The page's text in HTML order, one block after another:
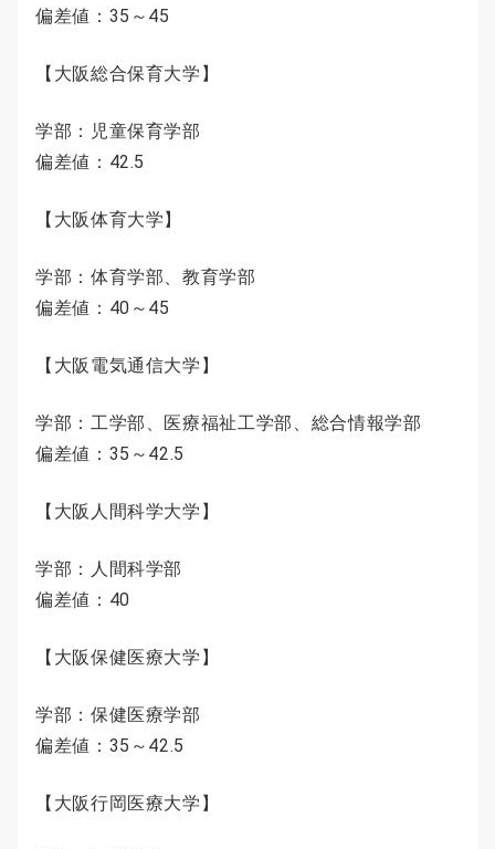
偏差値：35～45
【大阪総合保育大学】
学部：児童保育学部
偏差値：42.5
【大阪体育大学】
学部：体育学部、教育学部
偏差値：40～45
【大阪電気通信大学】
学部：工学部、医療福祉工学部、総合情報学部
偏差値：35～42.5
【大阪人間科学大学】
学部：人間科学部
偏差値：40
【大阪保健医療大学】
学部：保健医療学部
偏差値：35～42.5
【大阪行岡医療大学】